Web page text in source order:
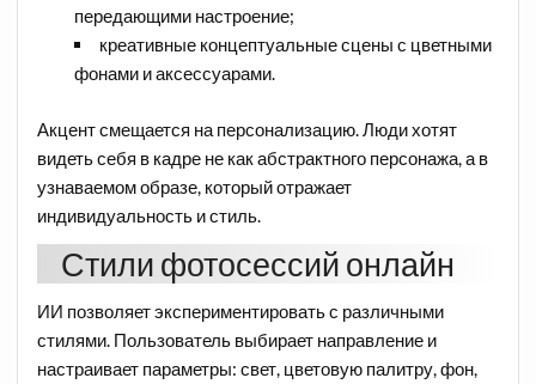
передающими настроение;
креативные концептуальные сцены с цветными
фонами и аксессуарами.
Акцент смещается на персонализацию. Люди хотят
видеть себя в кадре не как абстрактного персонажа, а в
узнаваемом образе, который отражает
индивидуальность и стиль.
Стили фотосессий онлайн
ИИ позволяет экспериментировать с различными
стилями. Пользователь выбирает направление и
настраивает параметры: свет, цветовую палитру, фон,